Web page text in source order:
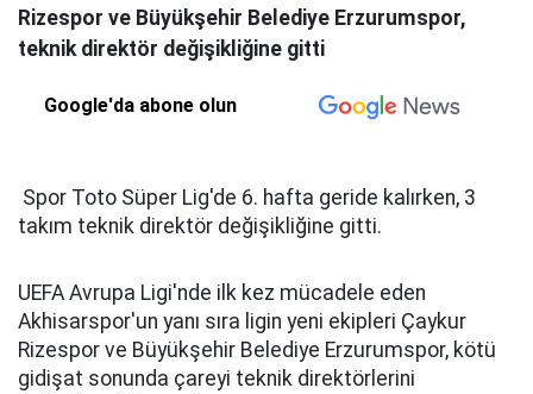
Rizespor ve Büyükşehir Belediye Erzurumspor,
teknik direktör değişikliğine gitti
Google'da abone olun
Spor Toto Süper Lig'de 6. hafta geride kalırken, 3
takım teknik direktör değişikliğine gitti.
UEFA Avrupa Ligi'nde ilk kez mücadele eden
Akhisarspor'un yanı sıra ligin yeni ekipleri Çaykur
Rizespor ve Büyükşehir Belediye Erzurumspor, kötü
gidişat sonunda çareyi teknik direktörlerini